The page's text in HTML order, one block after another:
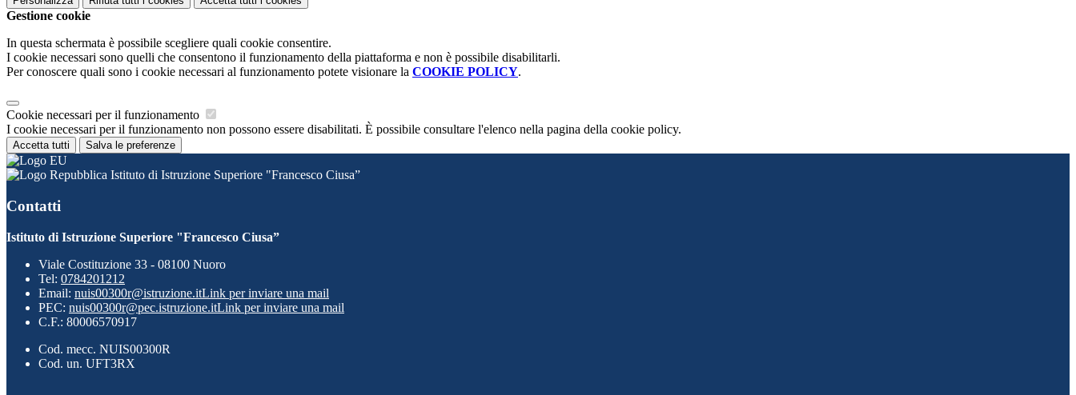
Gestione cookie
In questa schermata è possibile scegliere quali cookie consentire.
I cookie necessari sono quelli che consentono il funzionamento della piattaforma e non è possibile disabilitarli.
Per conoscere quali sono i cookie necessari al funzionamento potete visionare la COOKIE POLICY.
Cookie necessari per il funzionamento
I cookie necessari per il funzionamento non possono essere disabilitati. È possibile consultare l'elenco nella pagina della cookie policy.
Accetta tutti Salva le preferenze
Istituto di Istruzione Superiore "Francesco Ciusa”
Contatti
Istituto di Istruzione Superiore "Francesco Ciusa”
Viale Costituzione 33 - 08100 Nuoro
Tel: 0784201212
Email: nuis00300r@istruzione.itLink per inviare una mail
PEC: nuis00300r@pec.istruzione.itLink per inviare una mail
C.F.: 80006570917
Cod. mecc. NUIS00300R
Cod. un. UFT3RX